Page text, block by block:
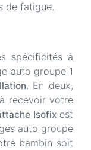
de fatigue.
spécificités à
auto groupe 1
. En deux,
recevoir votre
Isofixest
auto groupe
bambin soit